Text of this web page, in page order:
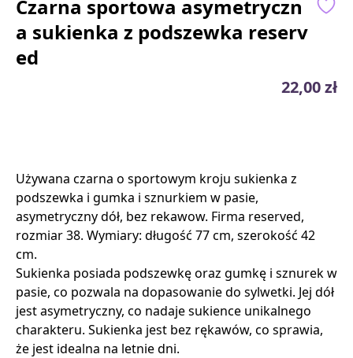
Czarna sportowa asymetryczn
a sukienka z podszewka reserv
ed
22,00 zł
Używana czarna o sportowym kroju sukienka z
podszewka i gumka i sznurkiem w pasie,
asymetryczny dół, bez rekawow. Firma reserved,
rozmiar 38. Wymiary: długość 77 cm, szerokość 42
cm.
Sukienka posiada podszewkę oraz gumkę i sznurek w
pasie, co pozwala na dopasowanie do sylwetki. Jej dół
jest asymetryczny, co nadaje sukience unikalnego
charakteru. Sukienka jest bez rękawów, co sprawia,
że jest idealna na letnie dni.